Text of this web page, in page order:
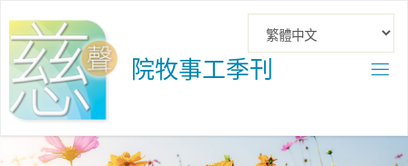
to
content
院牧事工季刊